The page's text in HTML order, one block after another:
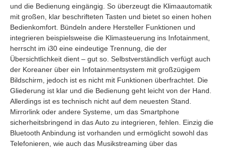
und die Bedienung eingängig. So überzeugt die Klimaautomatik
mit großen, klar beschrifteten Tasten und bietet so einen hohen
Bedienkomfort. Bündeln andere Hersteller Funktionen und
integrieren beispielsweise die Klimasteuerung ins Infotainment,
herrscht im i30 eine eindeutige Trennung, die der
Übersichtlichkeit dient – gut so. Selbstverständlich verfügt auch
der Koreaner über ein Infotainmentsystem mit großzügigem
Bildschirm, jedoch ist es nicht mit Funktionen überfrachtet. Die
Gliederung ist klar und die Bedienung geht leicht von der Hand.
Allerdings ist es technisch nicht auf dem neuesten Stand.
Mirrorlink oder andere Systeme, um das Smartphone
sicherheitsbringend in das Auto zu integrieren, fehlen. Einzig die
Bluetooth Anbindung ist vorhanden und ermöglicht sowohl das
Telefonieren, wie auch das Musikstreaming über das